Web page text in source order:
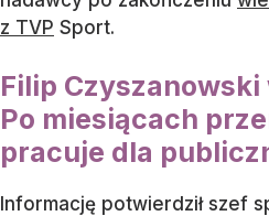
z TVP Sport.
Filip Czyszanowski
Po miesiącach
pracuje dla
Informację potwierdził szef